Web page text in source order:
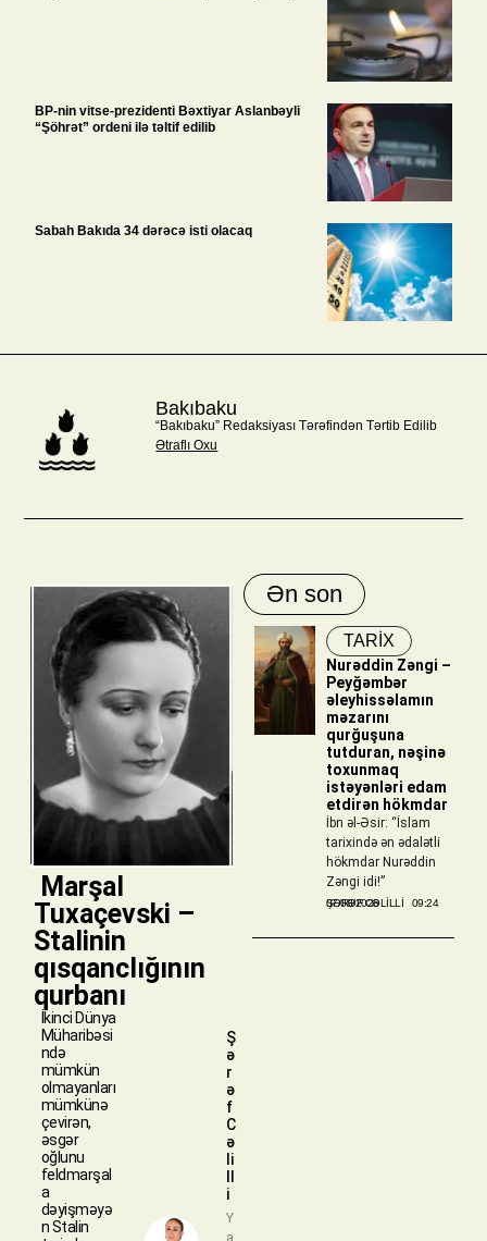
BP-nin vitse-prezidenti Bəxtiyar Aslanbəyli
“Şöhrət” ordeni ilə təltif edilib
Sabah Bakıda 34 dərəcə isti olacaq
Bakıbaku
“Bakıbaku” Redaksiyası Tərəfindən Tərtib Edilib
Ətraflı Oxu
​ Marşal
Tuxaçevski –
Stalinin
qısqanclığının
qurbanı
İkinci Dünya
Müharibəsi
ndə
mümkün
olmayanları
mümkünə
çevirən,
əsgər
oğlunu
feldmarşal
a
dəyişməyə
n Stalin
Ş
ə
r
ə
f
C
ə
li
i
Y
a
Ən son
TARİX
Nurəddin Zəngi –
Peyğəmbər
əleyhissəlamın
məzarını
qurğuşuna
tutduran, nəşinə
toxunmaq
istəyənləri edam
etdirən hökmdar
İbn əl-Əsir: “İslam
tarixində ən ədalətli
hökmdar Nurəddin
Zəngi idi!”
ŞƏRƏF CƏLILLI
07/08/2026 09:24